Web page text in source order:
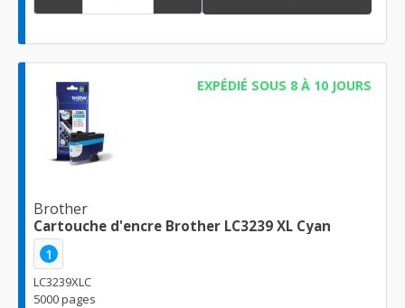
EXPÉDIÉ SOUS 8 À 10 JOURS
Brother
Cartouche d'encre Brother LC3239 XL Cyan
1
LC3239XLC
5000 pages